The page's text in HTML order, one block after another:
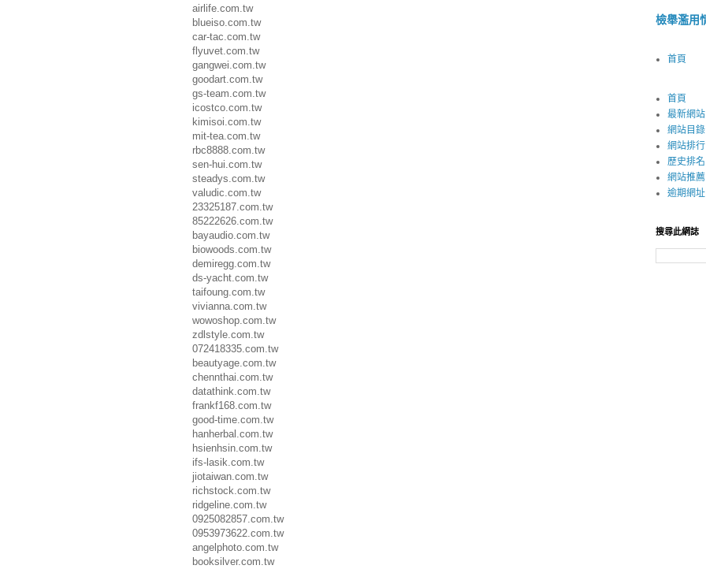
airlife.com.tw
blueiso.com.tw
car-tac.com.tw
flyuvet.com.tw
gangwei.com.tw
goodart.com.tw
gs-team.com.tw
icostco.com.tw
kimisoi.com.tw
mit-tea.com.tw
rbc8888.com.tw
sen-hui.com.tw
steadys.com.tw
valudic.com.tw
23325187.com.tw
85222626.com.tw
bayaudio.com.tw
biowoods.com.tw
demiregg.com.tw
ds-yacht.com.tw
taifoung.com.tw
vivianna.com.tw
wowoshop.com.tw
zdlstyle.com.tw
072418335.com.tw
beautyage.com.tw
chennthai.com.tw
datathink.com.tw
frankf168.com.tw
good-time.com.tw
hanherbal.com.tw
hsienhsin.com.tw
ifs-lasik.com.tw
jiotaiwan.com.tw
richstock.com.tw
ridgeline.com.tw
0925082857.com.tw
0953973622.com.tw
angelphoto.com.tw
booksilver.com.tw
檢舉濫用
首頁
首頁
最新網站
網站目錄
網站排行
歷史排名
網站推薦
逾期網址
搜尋此網誌